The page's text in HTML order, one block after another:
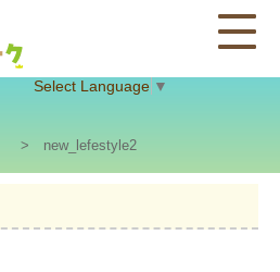
Select Language ▼
> new_lefestyle2